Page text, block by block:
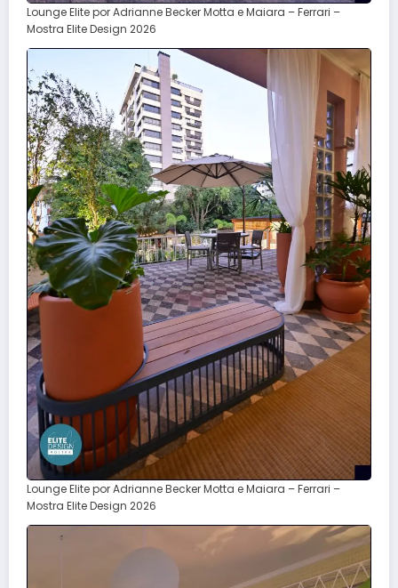
Lounge Elite por Adrianne Becker Motta e Maiara – Ferrari –
Mostra Elite Design 2026
Lounge Elite por Adrianne Becker Motta e Maiara – Ferrari –
Mostra Elite Design 2026